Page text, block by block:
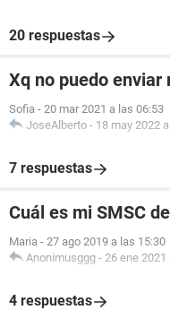
20 respuestas
Xq no puedo
Sofia - 20 mar 2021 a las 06:53
JoseAlberto - 18 may 2022
7 respuestas
Cuál es mi SMSC
Maria - 27 ago 2019 a las 15:30
Anonimusggg - 26 ene 2021
4 respuestas